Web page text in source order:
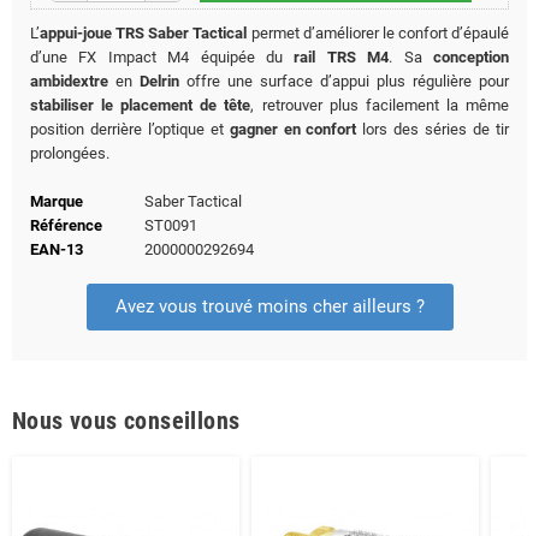
L’appui-joue TRS Saber Tactical permet d’améliorer le confort d’épaulé
d’une FX Impact M4 équipée durail TRS M4. Saconception
ambidextre en Delrin offre une surface d’appui plus régulière pour
stabiliser le placement de tête, retrouver plus facilement la même
position derrière l’optique etgagner en confort lors des séries de tir
prolongées.
Marque
Saber Tactical
Référence
ST0091
EAN-13
2000000292694
Avez vous trouvé moins cher ailleurs ?
Nous vous conseillons